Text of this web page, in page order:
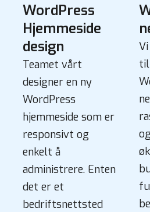
WordPress
Hjemmeside
design
Teamet vårt
designer en ny
WordPress
hjemmeside som er
responsivt og
enkelt å
administrere. Enten
det er et
bedriftsnettsted